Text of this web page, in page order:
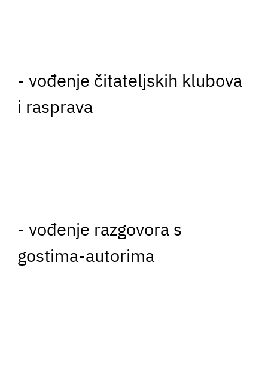
- vođenje čitateljskih klubova
i rasprava
- vođenje razgovora s
gostima-autorima